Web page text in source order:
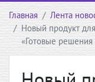
Главная
Лента
Новый продукт
«Готовые